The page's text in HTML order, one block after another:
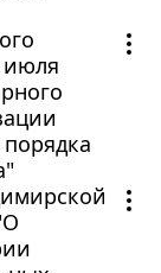
июля